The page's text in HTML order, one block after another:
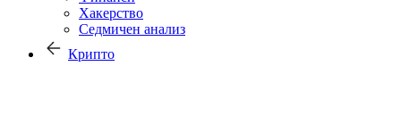
Хакерство
Седмичен анализ
Крипто